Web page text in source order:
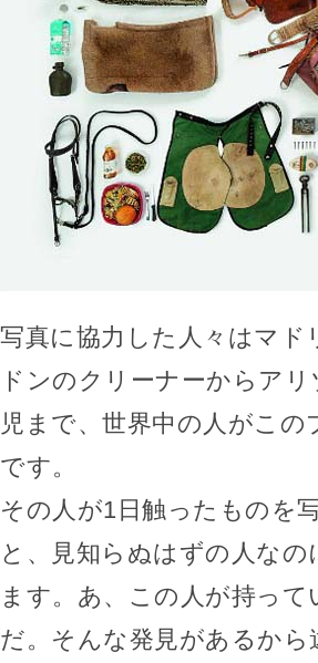
写真に協力した人々はマ
ドンのクリーナーからア
児まで、世界中の人がこ
です。
その人が1日触ったものを
と、見知らぬはずの人な
ます。あ、この人が持っ
だ。そんな発見があるか